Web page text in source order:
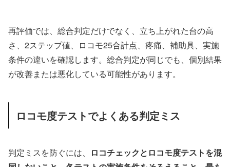
再評価では、総合判定だけでなく、立ち上がれた台の高
さ、2ステップ値、ロコモ25合計点、疼痛、補助具、実施
条件の違いを確認します。総合判定が同じでも、個別結果
が改善または悪化している可能性があります。
ロコモ度テストでよくある判定ミス
判定ミスを防ぐには、
ロコチェックとロコモ度テストを混